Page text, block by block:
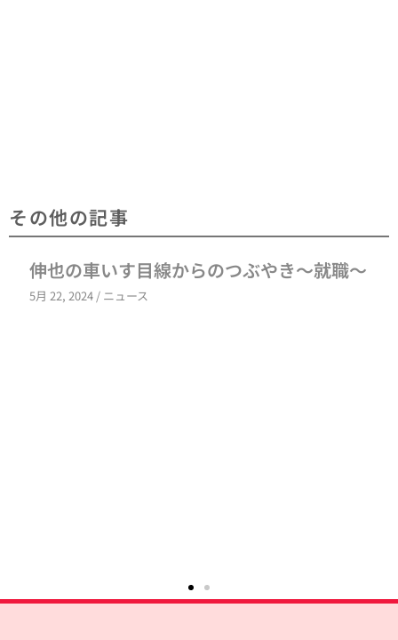
その他の記事
伸也の車いす目線からのつぶやき～就職～
5月 22, 2024/ニュース